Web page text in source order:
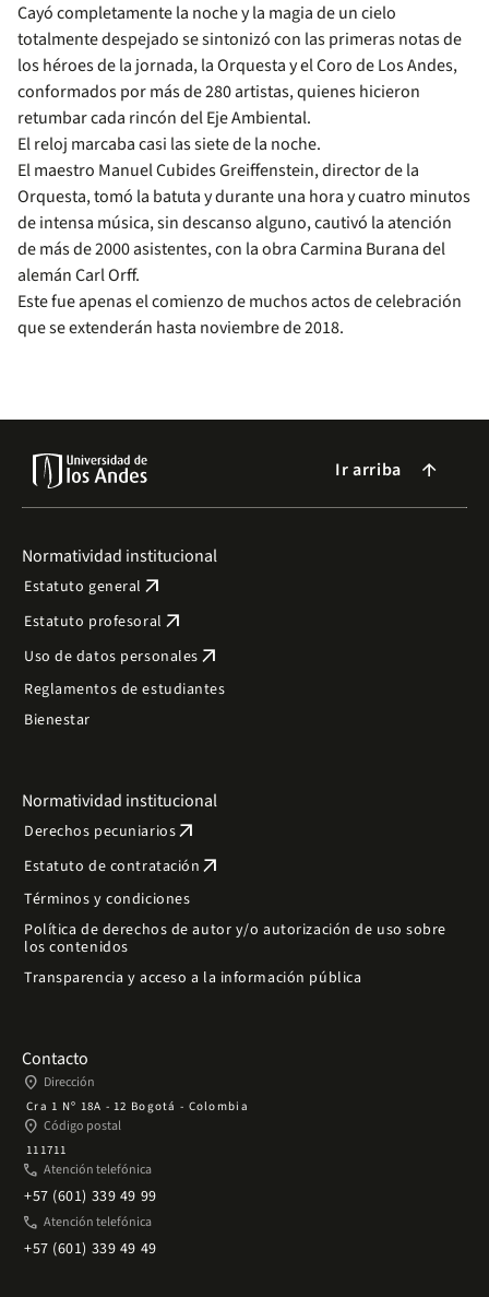
Cayó completamente la noche y la magia de un cielo
totalmente despejado se sintonizó con las primeras notas de
los héroes de la jornada, la Orquesta y el Coro de Los Andes,
conformados por más de 280 artistas, quienes hicieron
retumbar cada rincón del Eje Ambiental.
El reloj marcaba casi las siete de la noche.
El maestro Manuel Cubides Greiffenstein, director de la
Orquesta, tomó la batuta y durante una hora y cuatro minutos
de intensa música, sin descanso alguno, cautivó la atención
de más de 2000 asistentes, con la obra Carmina Burana del
alemán Carl Orff.
Este fue apenas el comienzo de muchos actos de celebración
que se extenderán hasta noviembre de 2018.
Ir arriba arrow_forward
Normatividad institucional
Estatuto general arrow_outward
Estatuto profesoral arrow_outward
Uso de datos personales arrow_outward
Reglamentos de estudiantes
Bienestar
Normatividad institucional
Derechos pecuniariosarrow_outward
Estatuto de contratación arrow_outward
Términos y condiciones
Política de derechos de autor y/o autorización de uso sobre
los contenidos
Transparencia y acceso a la información pública
Contacto
place Dirección
Cra 1 Nº 18A - 12 Bogotá - Colombia
place Código postal
111711
phone Atención telefónica
+57 (601) 339 49 99
phone Atención telefónica
+57 (601) 339 49 49